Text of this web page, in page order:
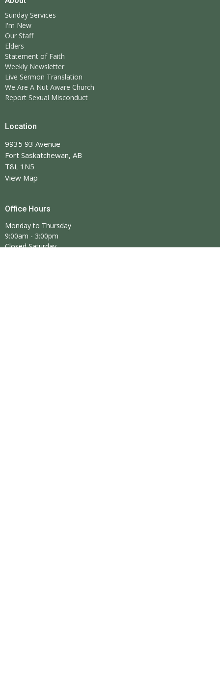
Sunday Services
I'm New
Our Staff
Elders
Statement of Faith
Weekly Newsletter
Live Sermon Translation
We Are A Nut Aware Church
Report Sexual Misconduct
Location
9935 93 Avenue
Fort Saskatchewan, AB
T8L 1N5
View Map
Office Hours
Monday to Thursday
9:00am - 3:00pm
Closed Saturday